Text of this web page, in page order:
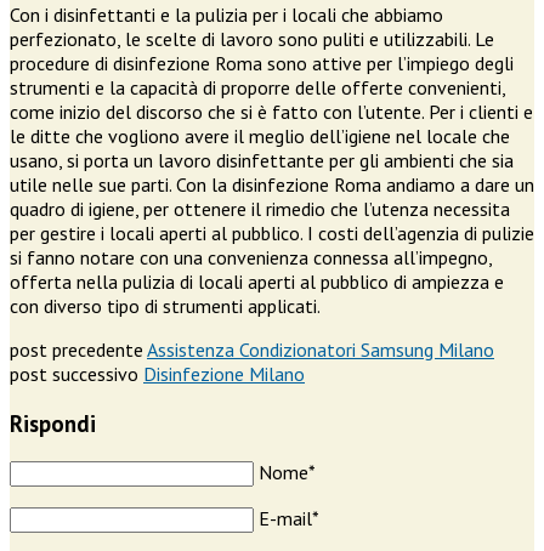
Con i disinfettanti e la pulizia per i locali che abbiamo
perfezionato, le scelte di lavoro sono puliti e utilizzabili. Le
procedure di disinfezione Roma sono attive per l’impiego degli
strumenti e la capacità di proporre delle offerte convenienti,
come inizio del discorso che si è fatto con l’utente. Per i clienti e
le ditte che vogliono avere il meglio dell’igiene nel locale che
usano, si porta un lavoro disinfettante per gli ambienti che sia
utile nelle sue parti. Con la disinfezione Roma andiamo a dare un
quadro di igiene, per ottenere il rimedio che l’utenza necessita
per gestire i locali aperti al pubblico. I costi dell’agenzia di pulizie
si fanno notare con una convenienza connessa all’impegno,
offerta nella pulizia di locali aperti al pubblico di ampiezza e
con diverso tipo di strumenti applicati.
post precedente Assistenza Condizionatori Samsung Milano
post successivo Disinfezione Milano
Rispondi
Nome*
E-mail*